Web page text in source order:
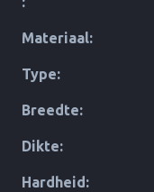
Materiaal:
Type:
Breedte:
Dikte:
Hardheid: